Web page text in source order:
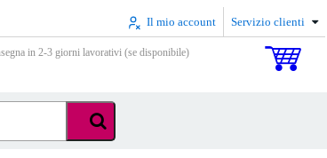
Il mio account Servizio clienti
in 2-3 giorni lavorativi (se disponibile)